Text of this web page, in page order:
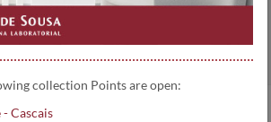
Home About us
collection Points are open:
- Cascais